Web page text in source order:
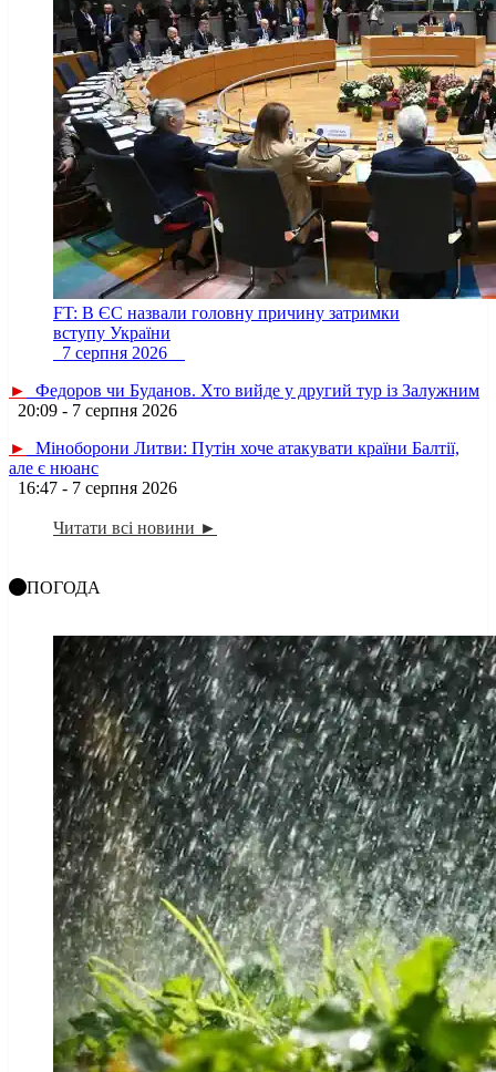
FT: В ЄС назвали головну причину затримки
вступу України
7 серпня 2026
►
Федоров чи Буданов. Хто вийде у другий тур із Залужним
20:09 - 7 серпня 2026
►
Міноборони Литви: Путін хоче атакувати країни Балтії,
але є нюанс
16:47 - 7 серпня 2026
Читати всі новини ►
ПОГОДА